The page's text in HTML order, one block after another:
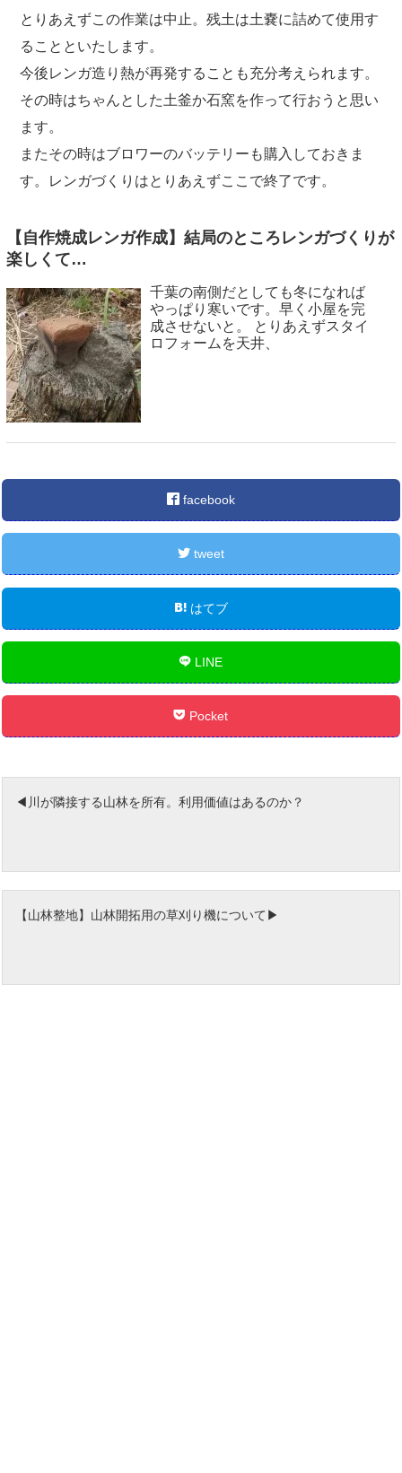
とりあえずこの作業は中止。残土は土嚢に詰めて使用す
ることといたします。
今後レンガ造り熱が再発することも充分考えられます。
その時はちゃんとした土釜か石窯を作って行おうと思い
ます。
またその時はブロワーのバッテリーも購入しておきま
す。レンガづくりはとりあえずここで終了です。
【自作焼成レンガ作成】結局のところレンガづくりが
楽しくて…
千葉の南側だとしても冬になれば
やっぱり寒いです。早く小屋を完
成させないと。 とりあえずスタイ
ロフォームを天井、
facebook
tweet
はてブ
LINE
Pocket
川が隣接する山林を所有。利用価値はあるのか？
【山林整地】山林開拓用の草刈り機について